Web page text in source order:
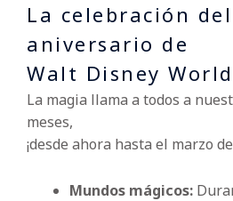
La celebración
aniversario de
Walt Disney World
La magia llama a todos a
meses,
¡desde ahora hasta el marzo
Mundos mágicos: